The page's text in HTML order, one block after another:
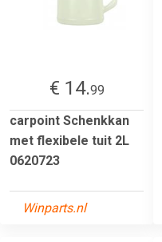
€ 14.99
carpoint Schenkkan
met flexibele tuit 2L
0620723
Winparts.nl